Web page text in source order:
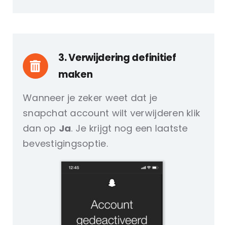
3. Verwijdering definitief
maken
Wanneer je zeker weet dat je
snapchat account wilt verwijderen klik
dan op Ja. Je krijgt nog een laatste
bevestigingsoptie.